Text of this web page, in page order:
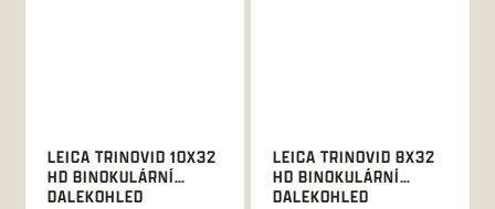
LEICA TRINOVID 10X32
HD BINOKULÁRNÍ
DALEKOHLED
LEICA TRINOVID 8X32
HD BINOKULÁRNÍ
DALEKOHLED